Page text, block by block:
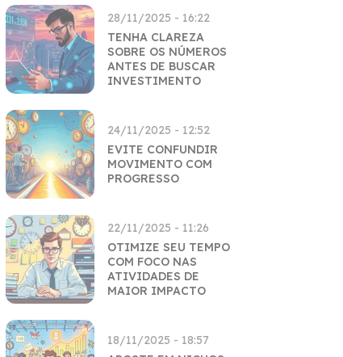
28/11/2025 - 16:22
TENHA CLAREZA
SOBRE OS NÚMEROS
ANTES DE BUSCAR
INVESTIMENTO
24/11/2025 - 12:52
EVITE CONFUNDIR
MOVIMENTO COM
PROGRESSO
22/11/2025 - 11:26
OTIMIZE SEU TEMPO
COM FOCO NAS
ATIVIDADES DE
MAIOR IMPACTO
18/11/2025 - 18:57